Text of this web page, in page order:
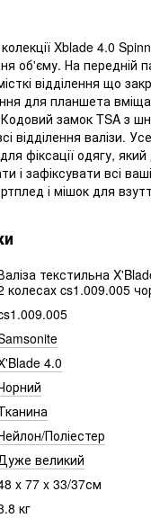
Xblade 4.0
об'єму. На передній
відділення що
для планшета
замок TSA з
відділення валізи.
фіксації одягу,
і зафіксувати всі
і мішок для
текстильна
колесах cs1.009.005
4.0
Поліестер
великий
x 77 x 33/37см
кг